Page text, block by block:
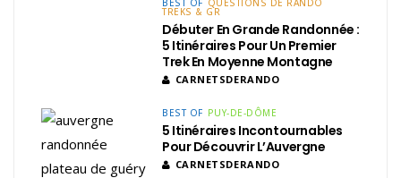
BEST OF QUESTIONS DE RANDO
TREKS & GR
Débuter En Grande Randonnée :
5 Itinéraires Pour Un Premier
Trek En Moyenne Montagne
CARNETSDERANDO
BEST OF PUY-DE-DÔME
5 Itinéraires Incontournables
Pour Découvrir L’Auvergne
CARNETSDERANDO